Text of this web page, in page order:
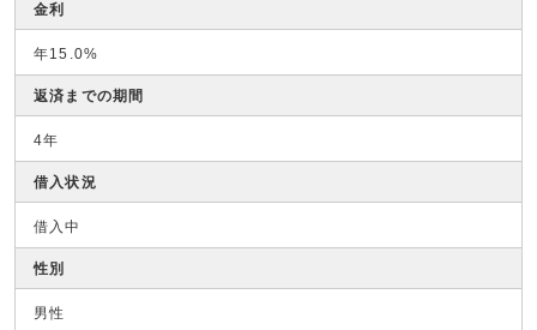
金利
年15.0%
返済までの期間
4年
借入状況
借入中
性別
男性